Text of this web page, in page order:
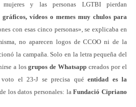
y las personas LGTBI pierdan
gráficos, vídeos o memes muy chulos para
con esas cinco personas», se explicaba en
no aparecen logos de CCOO ni de la
la campaña. Solo en la letra pequeña del
a losgrupos de Whatsappcreados por el
el 23-J se precisa qué entidad es la
los datos personales: laFundació Cipriano